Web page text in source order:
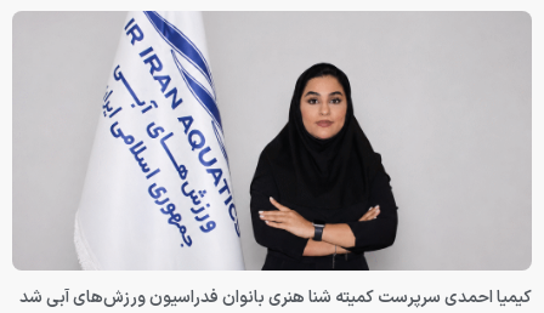
کیمیا احمدی سرپرست کمیته شنا هنری بانوان فدراسیون ورزش‌های آبی شد